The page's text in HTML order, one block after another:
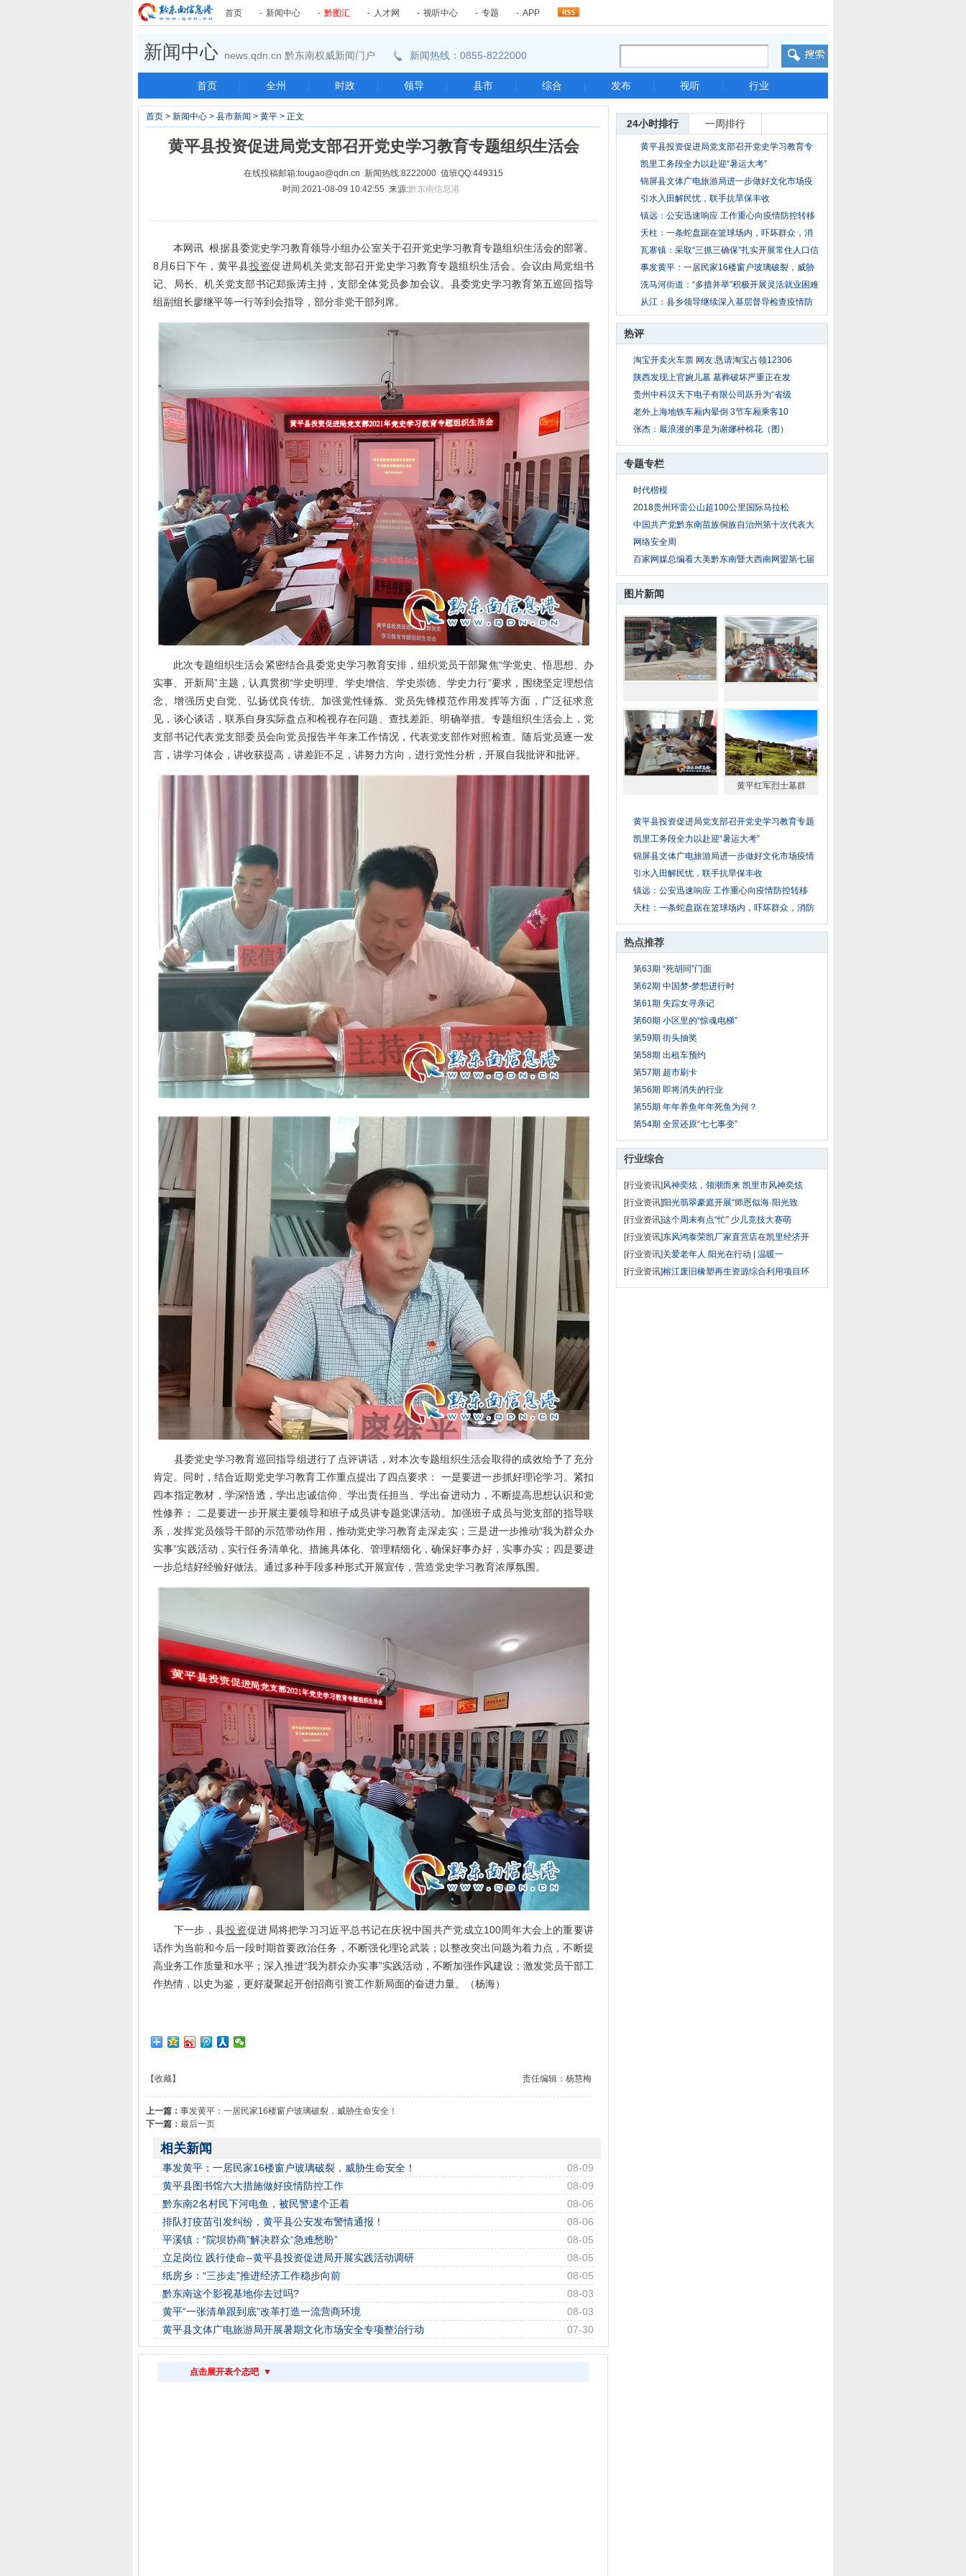
首页 - 新闻中心 - 黔图汇 - 人才网 - 视听中心 - 专题 - APP
新闻中心 news.qdn.cn 黔东南权威新闻门户 新闻热线：0855-8222000
首页 | 全州 | 时政 | 领导 | 县市 | 综合 | 发布 | 视听 | 行业
24小时排行 一周排行
黄平县投资促进局党支部召开党史学习教育专
题组
凯里工务段全力以赴迎“暑运大考”
锦屏县文体广电旅游局进一步做好文化市场疫
情防
引水入田解民忧，联手抗旱保丰收
镇远：公安迅速响应 工作重心向疫情防控转移
天柱：一条蛇盘踞在篮球场内，吓坏群众，消
防员
瓦寨镇：采取“三抓三确保”扎实开展常住人口信
事发黄平：一居民家16楼窗户玻璃破裂，威胁
生命
洗马河街道：“多措并举”积极开展灵活就业困难
从江：县乡领导继续深入基层督导检查疫情防
热评
淘宝开卖火车票 网友:恳请淘宝占领12306
陕西发现上官婉儿墓 墓葬破坏严重正在发
贵州中科汉天下电子有限公司跃升为“省级
老外上海地铁车厢内晕倒 3节车厢乘客10
张杰：最浪漫的事是为谢娜种棉花（图）
专题专栏
时代楷模
2018贵州环雷公山超100公里国际马拉松
中国共产党黔东南苗族侗族自治州第十次代表大
网络安全周
百家网媒总编看大美黔东南暨大西南网盟第七届
图片新闻
黄平红军烈士墓群
黄平县投资促进局党支部召开党史学习教育专题
凯里工务段全力以赴迎“暑运大考”
锦屏县文体广电旅游局进一步做好文化市场疫情
引水入田解民忧，联手抗旱保丰收
镇远：公安迅速响应 工作重心向疫情防控转移
天柱：一条蛇盘踞在篮球场内，吓坏群众，消防
热点推荐
第63期 “死胡同”门面
第62期 中国梦-梦想进行时
第61期 失踪女寻亲记
第60期 小区里的“惊魂电梯”
第59期 街头抽奖
第58期 出租车预约
第57期 超市刷卡
第56期 即将消失的行业
第55期 年年养鱼年年死鱼为何？
第54期 全景还原“七七事变”
行业综合
[行业资讯]风神奕炫，领潮而来 凯里市风神奕炫
[行业资讯]阳光翡翠豪庭开展“师恩似海·阳光致
[行业资讯]这个周末有点“忙” 少儿竞技大赛萌
[行业资讯]东风鸿泰荣凯厂家直营店在凯里经济开
[行业资讯]关爱老年人 阳光在行动 | 温暖一
[行业资讯]榕江废旧橡塑再生资源综合利用项目环
首页 > 新闻中心 > 县市新闻 > 黄平 > 正文
黄平县投资促进局党支部召开党史学习教育专题组织生活会
在线投稿邮箱:tougao@qdn.cn 新闻热线:8222000 值班QQ:449315
时间:2021-08-09 10:42:55 来源:黔东南信息港
本网讯 根据县委党史学习教育领导小组办公室关于召开党史学习教育专题组织生活会的部署。
8月6日下午，黄平县投资促进局机关党支部召开党史学习教育专题组织生活会。会议由局党组书
记、局长、机关党支部书记郑振涛主持，支部全体党员参加会议。县委党史学习教育第五巡回指导
组副组长廖继平等一行等到会指导，部分非党干部列席。
此次专题组织生活会紧密结合县委党史学习教育安排，组织党员干部聚焦“学党史、悟思想、办
实事、开新局”主题，认真贯彻“学史明理、学史增信、学史崇德、学史力行”要求，围绕坚定理想信
念、增强历史自觉、弘扬优良传统、加强党性锤炼、党员先锋模范作用发挥等方面，广泛征求意
见，谈心谈话，联系自身实际盘点和检视存在问题、查找差距、明确举措。专题组织生活会上，党
支部书记代表党支部委员会向党员报告半年来工作情况，代表党支部作对照检查。随后党员逐一发
言，讲学习体会，讲收获提高，讲差距不足，讲努力方向，进行党性分析，开展自我批评和批评。
县委党史学习教育巡回指导组进行了点评讲话，对本次专题组织生活会取得的成效给予了充分
肯定。同时，结合近期党史学习教育工作重点提出了四点要求： 一是要进一步抓好理论学习。紧扣
四本指定教材，学深悟透，学出忠诚信仰、学出责任担当、学出奋进动力，不断提高思想认识和党
性修养； 二是要进一步开展主要领导和班子成员讲专题党课活动。加强班子成员与党支部的指导联
系，发挥党员领导干部的示范带动作用，推动党史学习教育走深走实；三是进一步推动“我为群众办
实事”实践活动，实行任务清单化、措施具体化、管理精细化，确保好事办好，实事办实；四是要进
一步总结好经验好做法。通过多种手段多种形式开展宣传，营造党史学习教育浓厚氛围。
下一步，县投资促进局将把学习习近平总书记在庆祝中国共产党成立100周年大会上的重要讲
话作为当前和今后一段时期首要政治任务，不断强化理论武装；以整改突出问题为着力点，不断提
高业务工作质量和水平；深入推进“我为群众办实事”实践活动，不断加强作风建设；激发党员干部工
作热情，以史为鉴，更好凝聚起开创招商引资工作新局面的奋进力量。（杨海）
责任编辑：杨慧梅
【收藏】
上一篇： 事发黄平：一居民家16楼窗户玻璃破裂，威胁生命安全！
下一篇： 最后一页
相关新闻
08-09
事发黄平：一居民家16楼窗户玻璃破裂，威胁生命安全！
08-09
黄平县图书馆六大措施做好疫情防控工作
08-06
黔东南2名村民下河电鱼，被民警逮个正着
08-06
排队打疫苗引发纠纷，黄平县公安发布警情通报！
08-05
平溪镇：“院坝协商”解决群众“急难愁盼”
08-05
立足岗位 践行使命--黄平县投资促进局开展实践活动调研
08-05
纸房乡：“三步走”推进经济工作稳步向前
08-03
黔东南这个影视基地你去过吗?
08-03
黄平“一张清单跟到底”改革打造一流营商环境
07-30
黄平县文体广电旅游局开展暑期文化市场安全专项整治行动
点击展开表个态吧 ▼